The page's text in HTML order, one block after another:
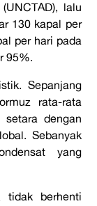
lalu
130 kapal per
per hari pada
95%.
Sepanjang
rata-rata
dengan
Sebanyak
yang
tidak berhenti